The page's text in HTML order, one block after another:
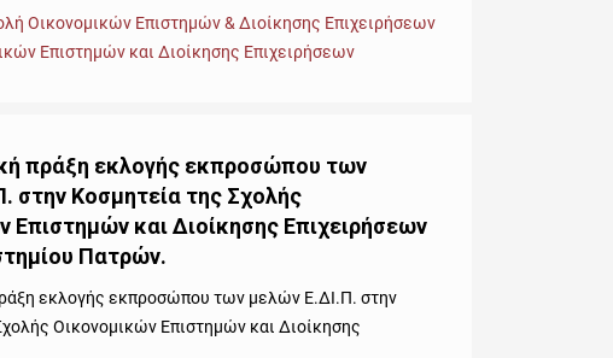
Οικονομικών Επιστημών & Διοίκησης Επιχειρήσεων
Επιστημών και Διοίκησης Επιχειρήσεων
πράξη εκλογής εκπροσώπου των
στην Κοσμητεία της Σχολής
Επιστημών και Διοίκησης Επιχειρήσεων
Πατρών.
εκλογής εκπροσώπου των μελών Ε.ΔΙ.Π. στην
Οικονομικών Επιστημών και Διοίκησης